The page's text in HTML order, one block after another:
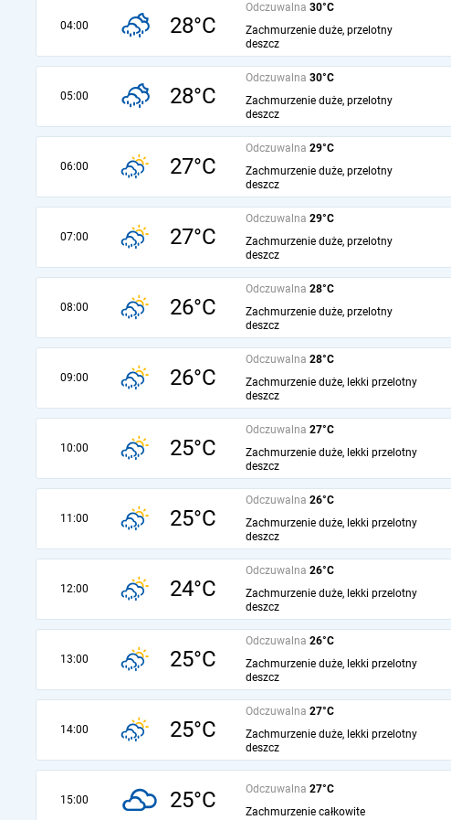
04:00 28°C
Odczuwalna 30°C
Zachmurzenie duże, przelotny
deszcz
05:00 28°C
Odczuwalna 30°C
Zachmurzenie duże, przelotny
deszcz
06:00 27°C
Odczuwalna 29°C
Zachmurzenie duże, przelotny
deszcz
07:00 27°C
Odczuwalna 29°C
Zachmurzenie duże, przelotny
deszcz
08:00 26°C
Odczuwalna 28°C
Zachmurzenie duże, przelotny
deszcz
09:00 26°C
Odczuwalna 28°C
Zachmurzenie duże, lekki przelotny
deszcz
10:00 25°C
Odczuwalna 27°C
Zachmurzenie duże, lekki przelotny
deszcz
11:00 25°C
Odczuwalna 26°C
Zachmurzenie duże, lekki przelotny
deszcz
12:00 24°C
Odczuwalna 26°C
Zachmurzenie duże, lekki przelotny
deszcz
13:00 25°C
Odczuwalna 26°C
Zachmurzenie duże, lekki przelotny
deszcz
14:00 25°C
Odczuwalna 27°C
Zachmurzenie duże, lekki przelotny
deszcz
15:00 25°C Odczuwalna 27°C
Zachmurzenie całkowite